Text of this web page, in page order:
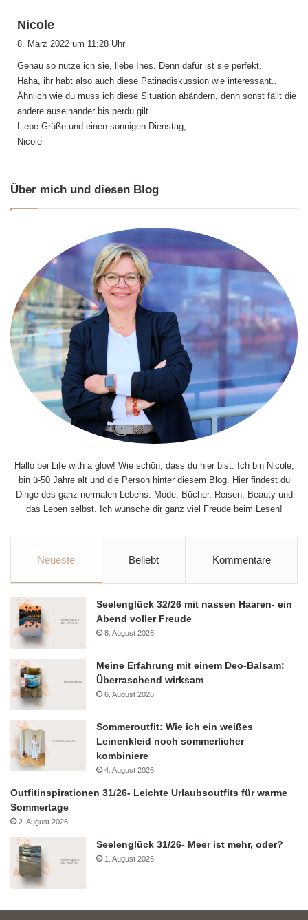
Nicole
t
:
8. März 2022 um 11:28 Uhr
Genau so nutze ich sie, liebe Ines. Denn dafür ist sie perfekt.
Haha, ihr habt also auch diese Patinadiskussion wie interessant..
Ähnlich wie du muss ich diese Situation abändern, denn sonst fällt die
andere auseinander bis perdu gilt.
Liebe Grüße und einen sonnigen Dienstag,
Nicole
Über mich und diesen Blog
Hallo bei Life with a glow! Wie schön, dass du hier bist. Ich bin Nicole,
bin ü-50 Jahre alt und die Person hinter diesem Blog. Hier findest du
Dinge des ganz normalen Lebens: Mode, Bücher, Reisen, Beauty und
das Leben selbst. Ich wünsche dir ganz viel Freude beim Lesen!
Neueste Beliebt Kommentare
Seelenglück 32/26 mit nassen Haaren- ein
Abend voller Freude
8. August 2026
Meine Erfahrung mit einem Deo-Balsam:
Überraschend wirksam
6. August 2026
Sommeroutfit: Wie ich ein weißes
Leinenkleid noch sommerlicher
kombiniere
4. August 2026
Outfitinspirationen 31/26- Leichte Urlaubsoutfits für warme
Sommertage
2. August 2026
Seelenglück 31/26- Meer ist mehr, oder?
1. August 2026